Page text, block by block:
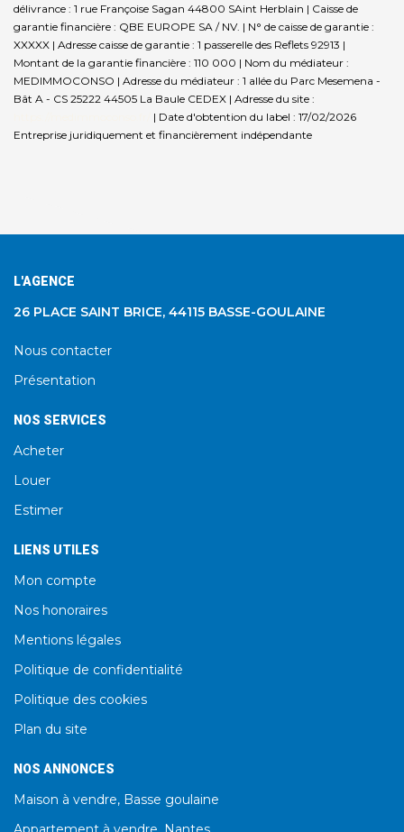
délivrance : 1 rue Françoise Sagan 44800 SAint Herblain | Caisse de
garantie financière : QBE EUROPE SA / NV. | N° de caisse de garantie :
XXXXX | Adresse caisse de garantie : 1 passerelle des Reflets 92913 |
Montant de la garantie financière : 110 000 | Nom du médiateur :
MEDIMMOCONSO | Adresse du médiateur : 1 allée du Parc Mesemena -
Bât A - CS 25222 44505 La Baule CEDEX | Adresse du site :
| Date d'obtention du label : 17/02/2026
Entreprise juridiquement et financièrement indépendante
L'AGENCE
26 PLACE SAINT BRICE, 44115 BASSE-GOULAINE
Nous contacter
Présentation
NOS SERVICES
Acheter
Louer
Estimer
LIENS UTILES
Mon compte
Nos honoraires
Mentions légales
Politique de confidentialité
Politique des cookies
Plan du site
NOS ANNONCES
Maison à vendre, Basse goulaine